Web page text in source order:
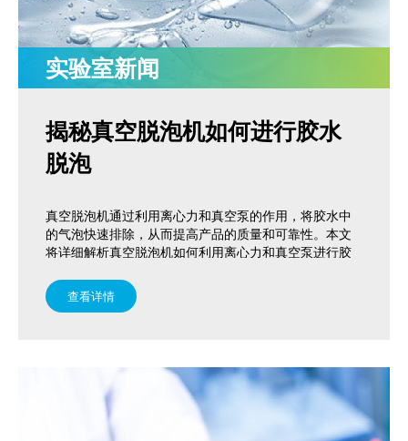
Partners
离心脱泡机
搅拌脱泡机
实验室均质机
真空脱泡机
加压脱泡机
真空搅拌机
相关配套产品
实验室新闻
揭秘真空脱泡机如何进行胶水
脱泡
真空脱泡机通过利用离心力和真空泵的作用，将胶水中
的气泡快速排除，从而提高产品的质量和可靠性。本文
将详细解析真空脱泡机如何利用离心力和真空泵进行胶
查看详情